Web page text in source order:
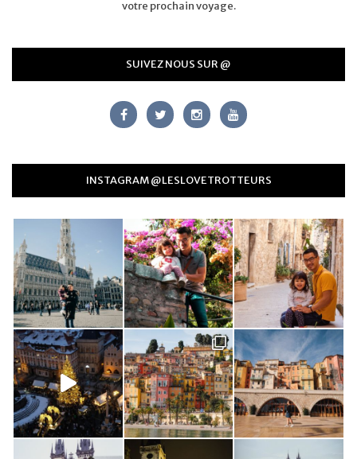
votre prochain voyage.
SUIVEZ NOUS SUR @
INSTAGRAM @LESLOVETROTTEURS